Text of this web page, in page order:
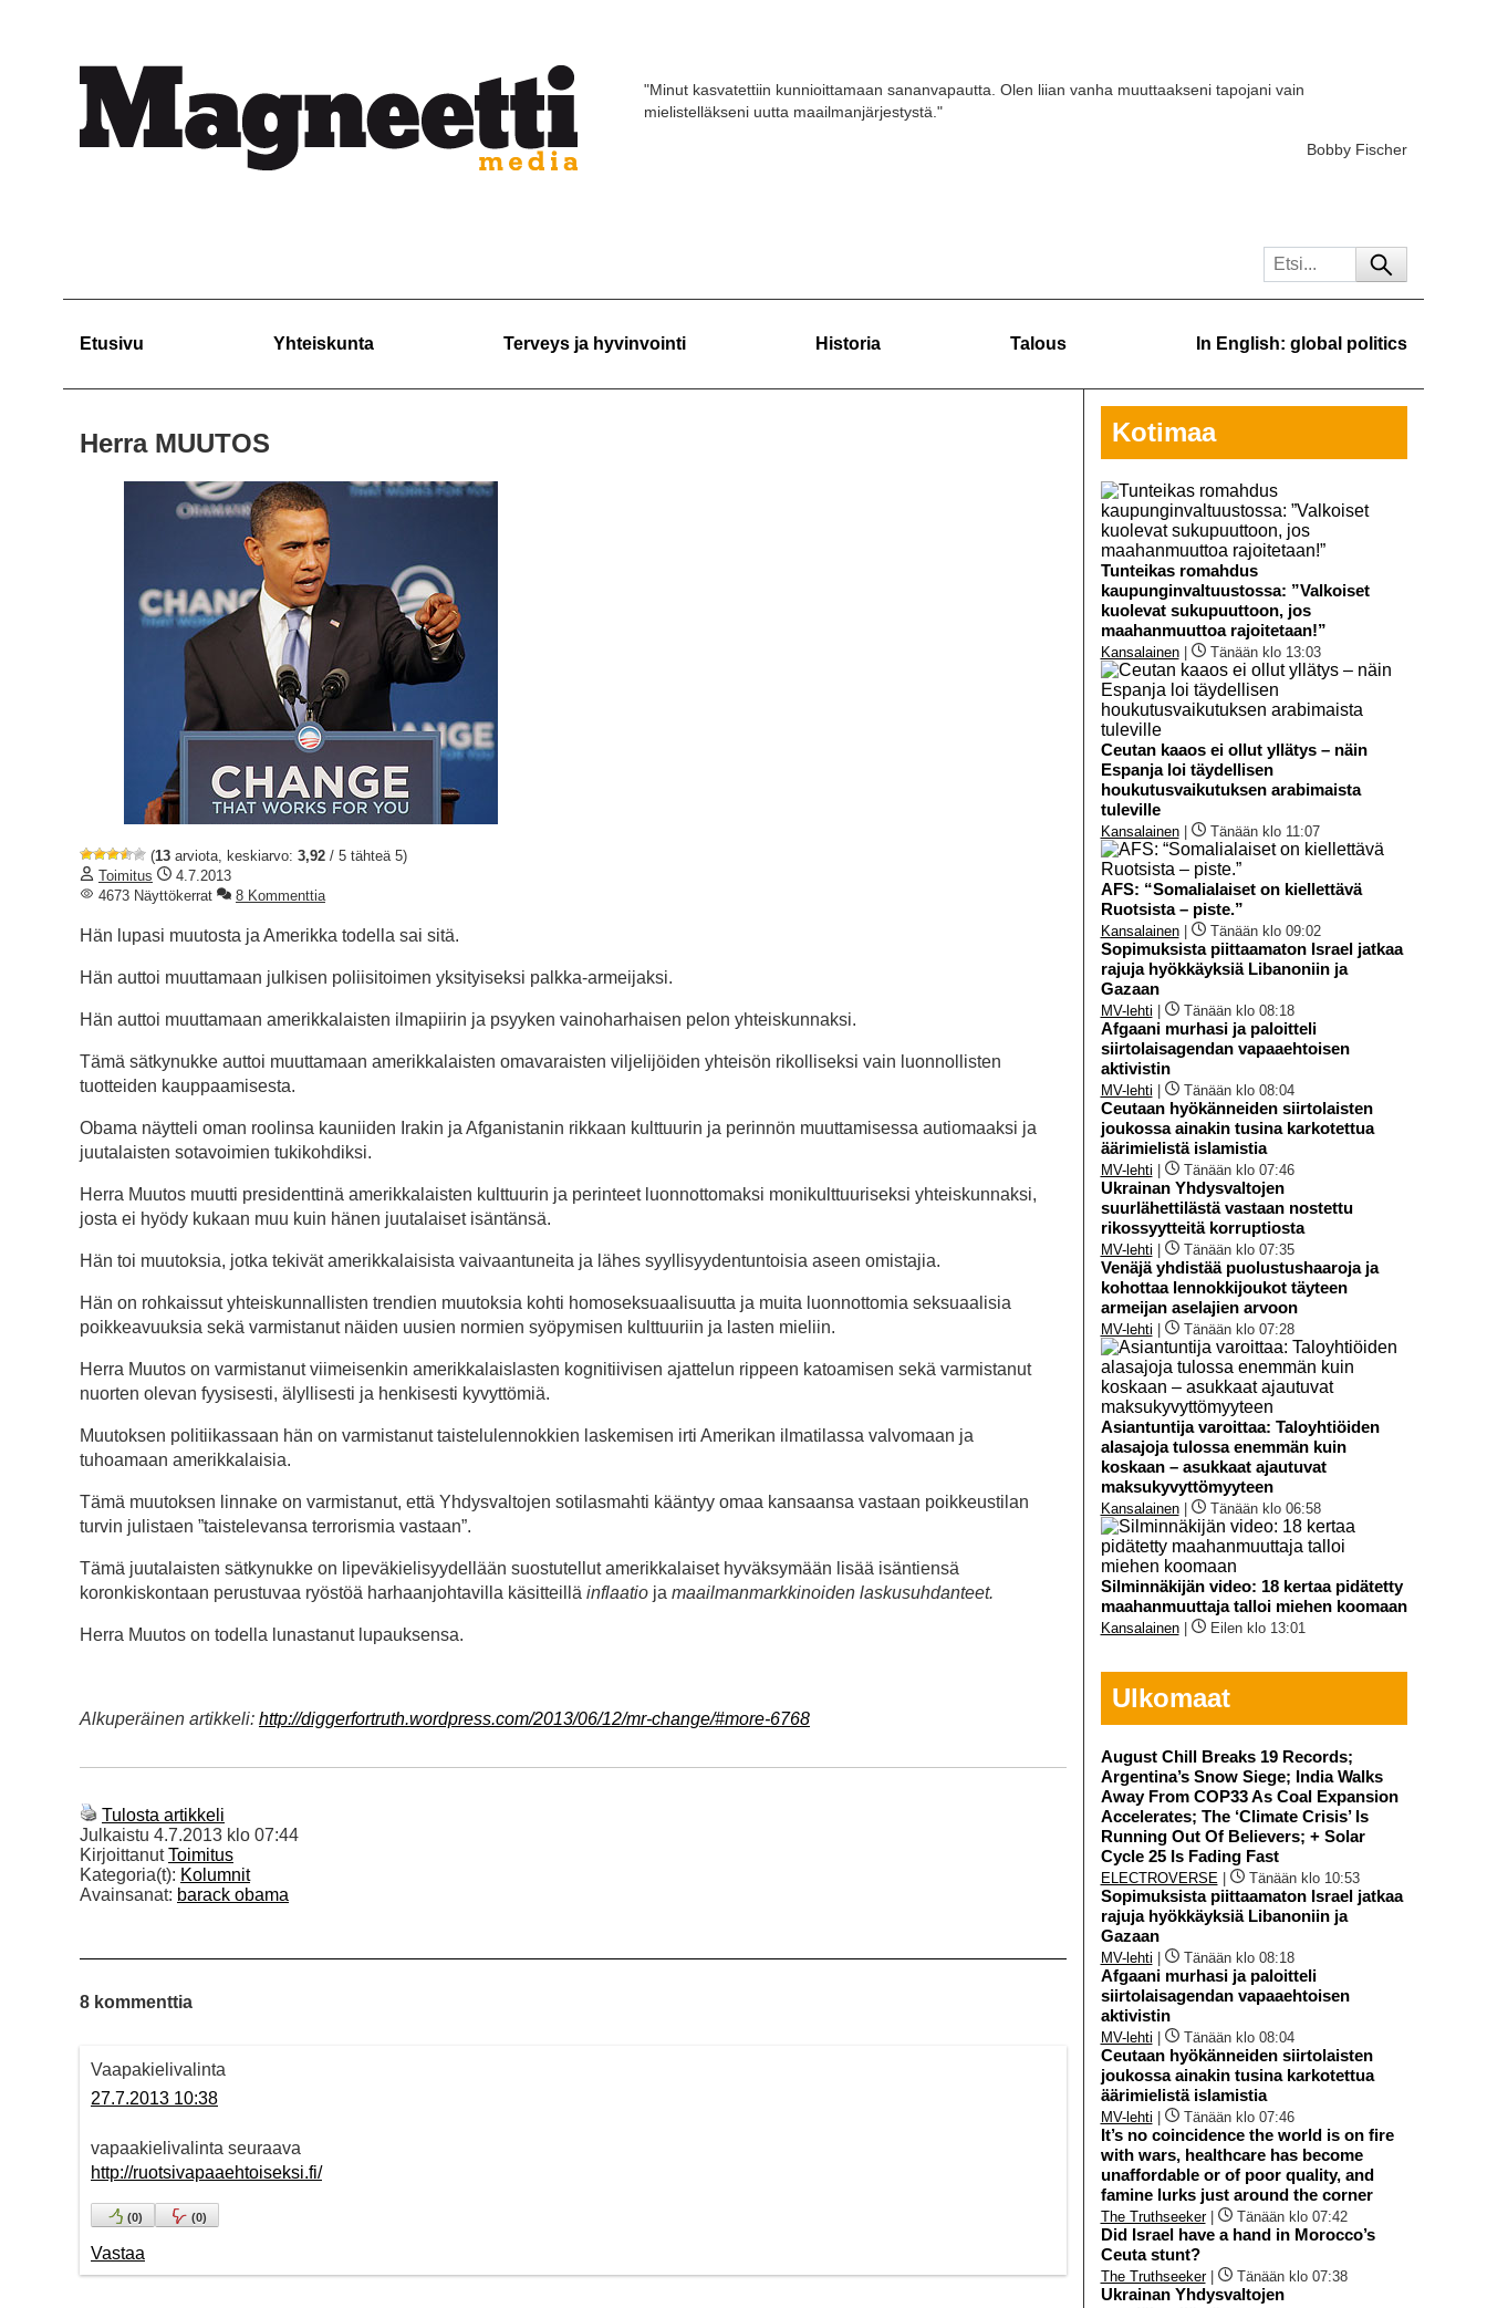
"Minut kasvatettiin kunnioittamaan sananvapautta. Olen liian vanha muuttaakseni tapojani vain
mielistelläkseni uutta maailmanjärjestystä."
Bobby Fischer
Etusivu Yhteiskunta Terveys ja hyvinvointi Historia Talous In English: global politics
Herra MUUTOS
(13 arviota, keskiarvo: 3,92 / 5 tähteä 5)
Toimitus
4.7.2013
4673 Näyttökerrat
8 Kommenttia
Hän lupasi muutosta ja Amerikka todella sai sitä.
Hän auttoi muuttamaan julkisen poliisitoimen yksityiseksi palkka-armeijaksi.
Hän auttoi muuttamaan amerikkalaisten ilmapiirin ja psyyken vainoharhaisen pelon yhteiskunnaksi.
Tämä sätkynukke auttoi muuttamaan amerikkalaisten omavaraisten viljelijöiden yhteisön rikolliseksi vain luonnollisten
tuotteiden kauppaamisesta.
Obama näytteli oman roolinsa kauniiden Irakin ja Afganistanin rikkaan kulttuurin ja perinnön muuttamisessa autiomaaksi ja
juutalaisten sotavoimien tukikohdiksi.
Herra Muutos muutti presidenttinä amerikkalaisten kulttuurin ja perinteet luonnottomaksi monikulttuuriseksi yhteiskunnaksi,
josta ei hyödy kukaan muu kuin hänen juutalaiset isäntänsä.
Hän toi muutoksia, jotka tekivät amerikkalaisista vaivaantuneita ja lähes syyllisyydentuntoisia aseen omistajia.
Hän on rohkaissut yhteiskunnallisten trendien muutoksia kohti homoseksuaalisuutta ja muita luonnottomia seksuaalisia
poikkeavuuksia sekä varmistanut näiden uusien normien syöpymisen kulttuuriin ja lasten mieliin.
Herra Muutos on varmistanut viimeisenkin amerikkalaislasten kognitiivisen ajattelun rippeen katoamisen sekä varmistanut
nuorten olevan fyysisesti, älyllisesti ja henkisesti kyvyttömiä.
Muutoksen politiikassaan hän on varmistanut taistelulennokkien laskemisen irti Amerikan ilmatilassa valvomaan ja
tuhoamaan amerikkalaisia.
Tämä muutoksen linnake on varmistanut, että Yhdysvaltojen sotilasmahti kääntyy omaa kansaansa vastaan poikkeustilan
turvin julistaen ”taistelevansa terrorismia vastaan”.
Tämä juutalaisten sätkynukke on lipeväkielisyydellään suostutellut amerikkalaiset hyväksymään lisää isäntiensä
koronkiskontaan perustuvaa ryöstöä harhaanjohtavilla käsitteillä inflaatio ja maailmanmarkkinoiden laskusuhdanteet.
Herra Muutos on todella lunastanut lupauksensa.
Alkuperäinen artikkeli: http://diggerfortruth.wordpress.com/2013/06/12/mr-change/#more-6768
Tulosta artikkeli
Julkaistu 4.7.2013 klo 07:44
KirjoittanutToimitus
Kategoria(t): Kolumnit
Avainsanat: barack obama
8 kommenttia
Vaapakielivalinta
27.7.2013 10:38
vapaakielivalinta seuraava
http://ruotsivapaaehtoiseksi.fi/
(0) (0)
Vastaa
Kotimaa
Tunteikas romahdus
kaupunginvaltuustossa: ”Valkoiset
kuolevat sukupuuttoon, jos
maahanmuuttoa rajoitetaan!”
Kansalainen| Tänään klo 13:03
Ceutan kaaos ei ollut yllätys – näin
Espanja loi täydellisen
houkutusvaikutuksen arabimaista
tuleville
Kansalainen| Tänään klo 11:07
AFS: “Somalialaiset on kiellettävä
Ruotsista – piste.”
Kansalainen| Tänään klo 09:02
Sopimuksista piittaamaton Israel jatkaa
rajuja hyökkäyksiä Libanoniin ja
Gazaan
MV-lehti Tänään klo 08:18
Afgaani murhasi ja paloitteli
siirtolaisagendan vapaaehtoisen
aktivistin
MV-lehti Tänään klo 08:04
Ceutaan hyökänneiden siirtolaisten
joukossa ainakin tusina karkotettua
äärimielistä islamistia
MV-lehti Tänään klo 07:46
Ukrainan Yhdysvaltojen
suurlähettilästä vastaan nostettu
rikossyytteitä korruptiosta
MV-lehti Tänään klo 07:35
Venäjä yhdistää puolustushaaroja ja
kohottaa lennokkijoukot täyteen
armeijan aselajien arvoon
MV-lehti Tänään klo 07:28
Asiantuntija varoittaa: Taloyhtiöiden
alasajoja tulossa enemmän kuin
koskaan – asukkaat ajautuvat
maksukyvyttömyyteen
Kansalainen| Tänään klo 06:58
Silminnäkijän video: 18 kertaa pidätetty
maahanmuuttaja talloi miehen koomaan
Kansalainen| Eilen klo 13:01
Ulkomaat
August Chill Breaks 19 Records;
Argentina’s Snow Siege; India Walks
Away From COP33 As Coal Expansion
Accelerates; The ‘Climate Crisis’ Is
Running Out Of Believers; + Solar
Cycle 25 Is Fading Fast
ELECTROVERSE Tänään klo 10:53
Sopimuksista piittaamaton Israel jatkaa
rajuja hyökkäyksiä Libanoniin ja
Gazaan
MV-lehti Tänään klo 08:18
Afgaani murhasi ja paloitteli
siirtolaisagendan vapaaehtoisen
aktivistin
MV-lehti Tänään klo 08:04
Ceutaan hyökänneiden siirtolaisten
joukossa ainakin tusina karkotettua
äärimielistä islamistia
MV-lehti Tänään klo 07:46
It’s no coincidence the world is on fire
with wars, healthcare has become
unaffordable or of poor quality, and
famine lurks just around the corner
The Truthseeker| Tänään klo 07:42
Did Israel have a hand in Morocco’s
Ceuta stunt?
The Truthseeker| Tänään klo 07:38
Ukrainan Yhdysvaltojen